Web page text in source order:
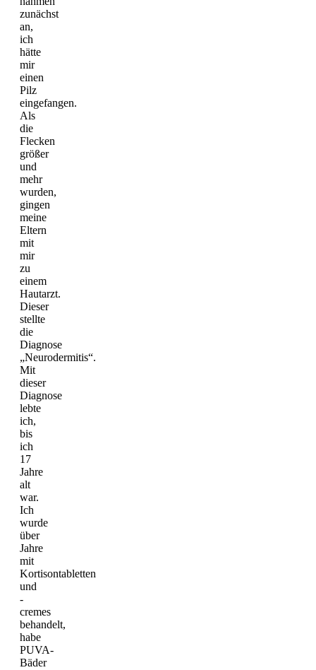
zunächst
an,
ich
hätte
mir
einen
Pilz
eingefangen.
Als
die
Flecken
größer
und
mehr
wurden,
gingen
meine
Eltern
mit
mir
zu
einem
Hautarzt.
Dieser
stellte
die
Diagnose
„Neurodermitis“.
Mit
dieser
Diagnose
lebte
ich,
bis
ich
17
Jahre
alt
war.
Ich
wurde
über
Jahre
mit
Kortisontabletten
und
-
cremes
behandelt,
habe
PUVA-
Bäder